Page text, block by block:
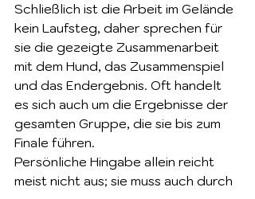
Schließlich ist die Arbeit im Gelände
kein Laufsteg, daher sprechen für
sie die gezeigte Zusammenarbeit
mit dem Hund, das Zusammenspiel
und das Endergebnis. Oft handelt
es sich auch um die Ergebnisse der
gesamten Gruppe, die sie bis zum
Finale führen.
Persönliche Hingabe allein reicht
meist nicht aus; sie muss auch durch